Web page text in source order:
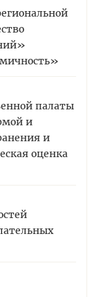
палаты
и
и
оценка